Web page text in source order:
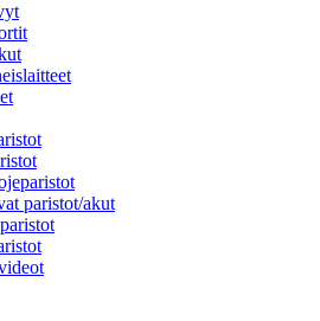
paristot/akut